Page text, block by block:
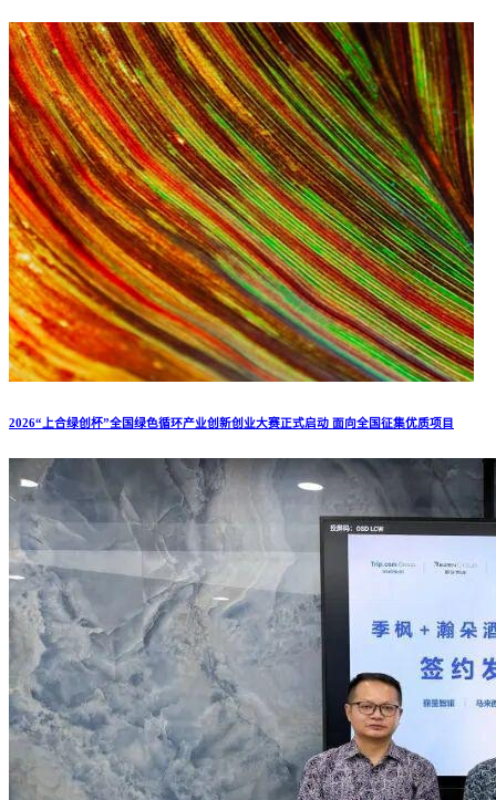
2026“上合绿创杯”全国绿色循环产业创新创业大赛正式启动 面向全国征集优质项目